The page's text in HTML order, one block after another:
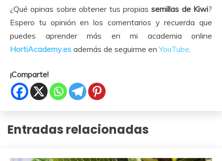
¿Qué opinas sobre obtener tus propiassemillas de Kiwi?
Espero tu opinión en los comentarios y recuerda que
puedes aprender más en mi academia online
HortiAcademy.es además de seguirme enYouTube
¡Comparte!
Entradas relacionadas